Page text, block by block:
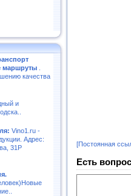
маршруты
качества
и
Vino1.ru -
Адрес:
31Р
[Постоянная
Есть